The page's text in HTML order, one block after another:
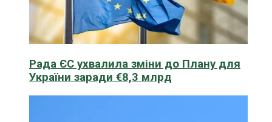
Рада ЄС ухвалила зміни до Плану для
України заради €8,3 млрд